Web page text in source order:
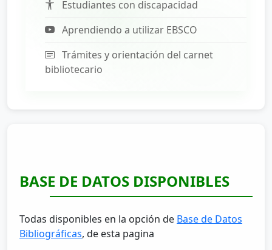
Estudiantes con discapacidad
Aprendiendo a utilizar EBSCO
Trámites y orientación del carnet
bibliotecario
BASE DE DATOS DISPONIBLES
Todas disponibles en la opción de Base de Datos
Bibliográficas, de esta pagina